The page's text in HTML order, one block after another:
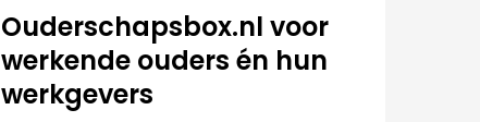
Ouderschapsbox.nl voor
werkende ouders én hun
werkgevers